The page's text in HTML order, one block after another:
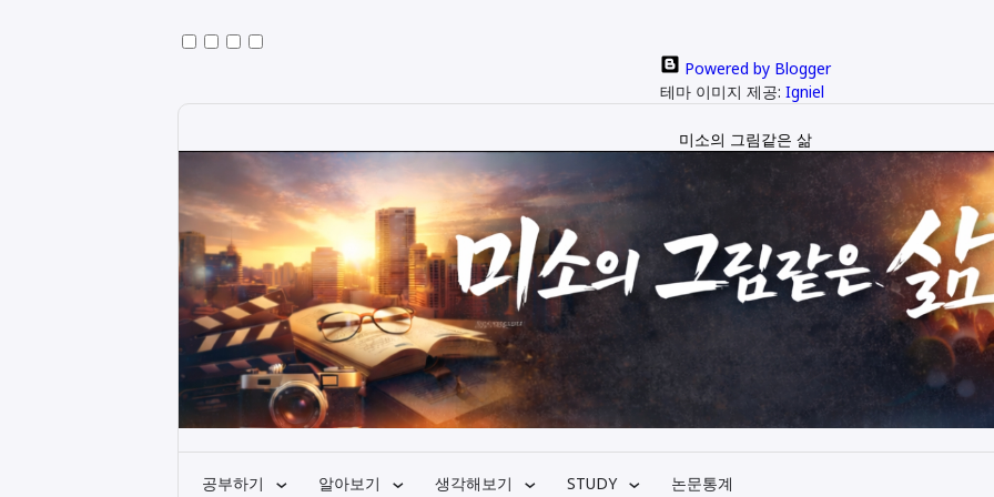
Powered by Blogger
테마 이미지 제공:Igniel
미소의 그림같은 삶
공부하기 알아보기 생각해보기 STUDY 논문통계